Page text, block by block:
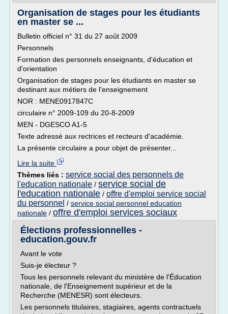
Organisation de stages pour les étudiants
en master se ...
Bulletin officiel n° 31 du 27 août 2009
Personnels
Formation des personnels enseignants, d'éducation et
d'orientation
Organisation de stages pour les étudiants en master se
destinant aux métiers de l'enseignement
NOR : MENE0917847C
circulaire n° 2009-109 du 20-8-2009
MEN - DGESCO A1-5
Texte adressé aux rectrices et recteurs d'académie.
La présente circulaire a pour objet de présenter...
Lire la suite
Thèmes liés : service social des personnels de
l'education nationale / service social de
l'education nationale / offre d'emploi service social
du personnel / service social personnel education
nationale / offre d'emploi services sociaux
Élections professionnelles -
education.gouv.fr
Avant le vote
Suis-je électeur ?
Tous les personnels relevant du ministère de l'Éducation
nationale, de l'Enseignement supérieur et de la
Recherche (MENESR) sont électeurs.
Les personnels titulaires, stagiaires, agents contractuels